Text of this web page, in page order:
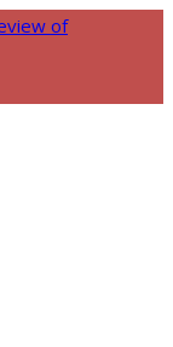
of